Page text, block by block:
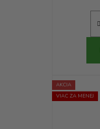
AKCIA
VIAC ZA MENEJ